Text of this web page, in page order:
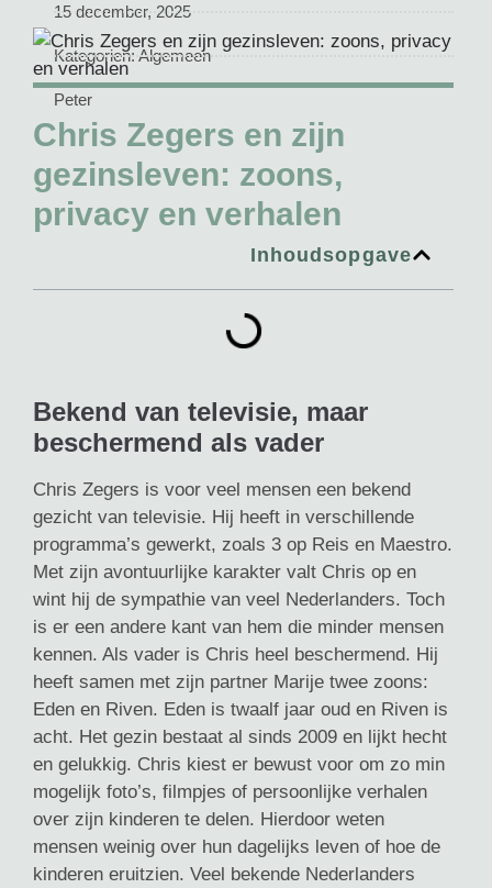
15 december, 2025
Kategorien: Algemeen
Peter
Chris Zegers en zijn
gezinsleven: zoons,
privacy en verhalen
Inhoudsopgave
Bekend van televisie, maar
beschermend als vader
Chris Zegers is voor veel mensen een bekend
gezicht van televisie. Hij heeft in verschillende
programma’s gewerkt, zoals 3 op Reis en Maestro.
Met zijn avontuurlijke karakter valt Chris op en
wint hij de sympathie van veel Nederlanders. Toch
is er een andere kant van hem die minder mensen
kennen. Als vader is Chris heel beschermend. Hij
heeft samen met zijn partner Marije twee zoons:
Eden en Riven. Eden is twaalf jaar oud en Riven is
acht. Het gezin bestaat al sinds 2009 en lijkt hecht
en gelukkig. Chris kiest er bewust voor om zo min
mogelijk foto’s, filmpjes of persoonlijke verhalen
over zijn kinderen te delen. Hierdoor weten
mensen weinig over hun dagelijks leven of hoe de
kinderen eruitzien. Veel bekende Nederlanders